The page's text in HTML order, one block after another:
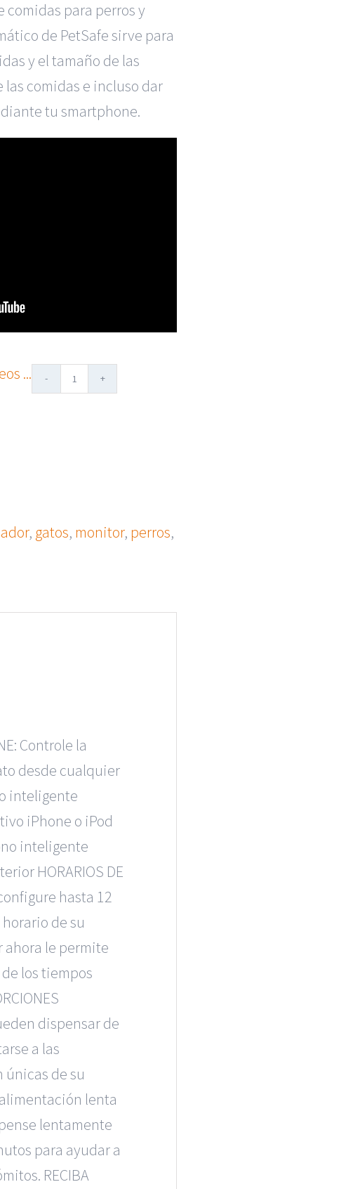
para perros y
de PetSafe sirve para
y el tamaño de las
las comidas e incluso dar
tu smartphone.
...
Dispensador
gatos
, gatos, monitor, perros,
Controle la
desde cualquier
inteligente
iPhone o iPod
inteligente
HORARIOS DE
hasta 12
de su
ahora le permite
los tiempos
dispensar de
a las
de su
lenta
lentamente
para ayudar a
RECIBA